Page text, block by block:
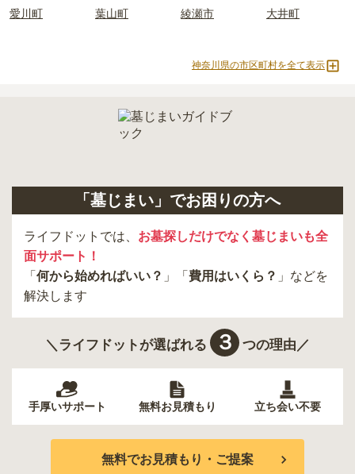
愛川町
葉山町 綾瀬市 大井町
神奈川県の市区町村を全て表示
「墓じまい」でお困りの方へ
ライフドットでは、 お墓探しだけでなく墓じまいも全
面サポート！
「 何から始めればいい？ 」「 費用はいくら？ 」などを
解決します
＼ライフドットが選ばれる ３ つの理由／
手厚いサポート 無料お見積もり 立ち会い不要
無料でお見積もり・ご提案